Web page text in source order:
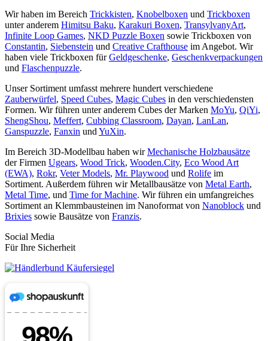
Wir haben im Bereich Trickkisten, Knobelboxen und Trickboxen
unter anderem Himitsu Baku, Karakuri Boxen, TransylvanyArt,
Infinite Loop Games, NKD Puzzle Boxen sowie Trickboxen von
Constantin, Siebenstein und Creative Crafthouse im Angebot. Wir
haben viele Trickboxen fürGeldgeschenke, Geschenkverpackungen
und Flaschenpuzzle.
Unser Sortiment umfasst mehrere hundert verschiedene
Zauberwürfel, Speed Cubes, Magic Cubes in den verschiedensten
Formen. Wir führen unter anderem Cubes der Marken MoYu, QiYi,
ShengShou, Meffert, Cubbing Classroom, Dayan, LanLan,
Ganspuzzle, Fanxin und YuXin.
Im Bereich 3D-Modellbau haben wirMechanische Holzbausätze
der Firmen Ugears, Wood Trick, Wooden.City, Eco Wood Art
(EWA), Rokr, Veter Models, Mr. Playwood und Rolife im
Sortiment. Außerdem führen wir Metallbausätze von Metal Earth,
Metal Time, und Time for Machine. Wir führen ein umfangreiches
Sortiment an Klemmbausteinen im Nanoformat von Nanoblock und
Brixies sowie Bausätze von Franzis.
Social Media
Für Ihre Sicherheit